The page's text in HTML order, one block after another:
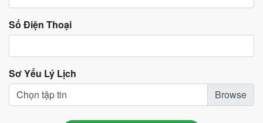
Số Điện Thoại
Sơ Yếu Lý Lịch
Chọn tập tin